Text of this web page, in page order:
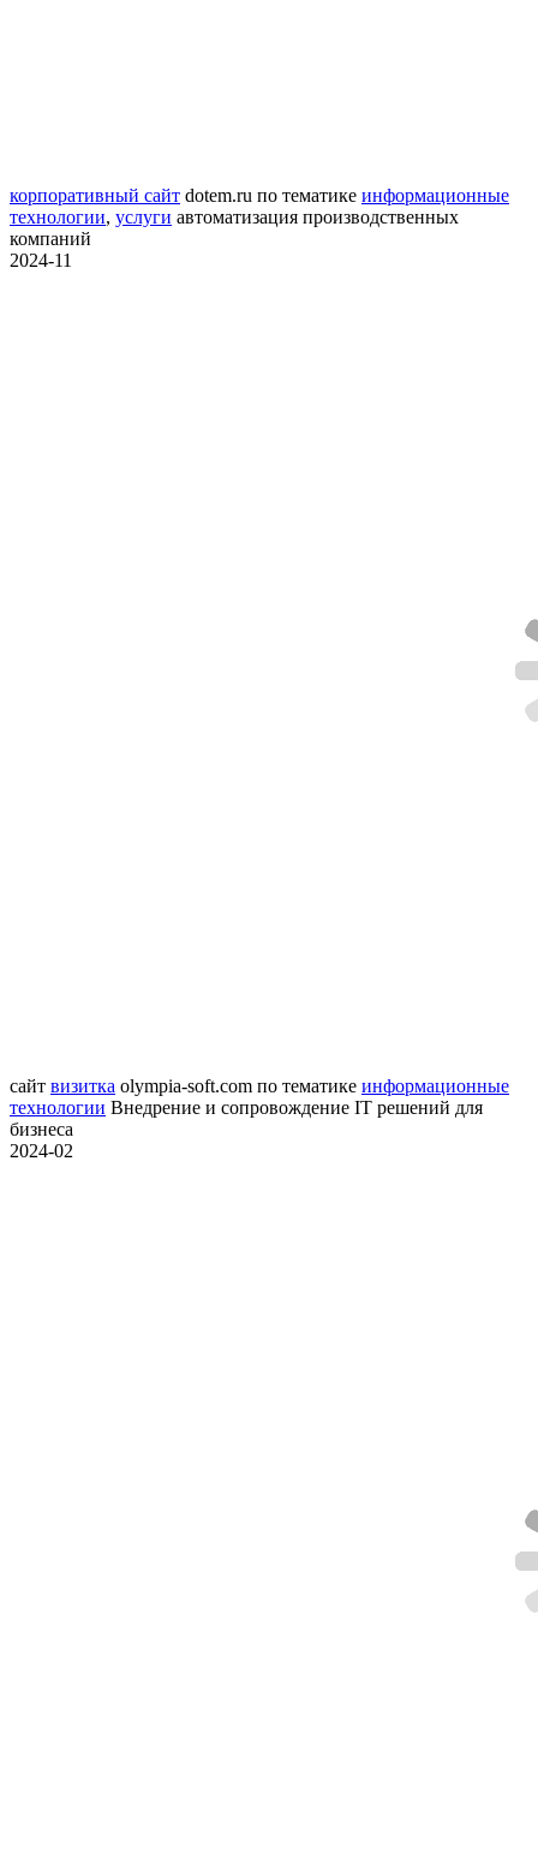
корпоративный сайт dotem.ru по тематике информационные
технологии, услуги автоматизация производственных
компаний
2024-11
сайт визитка olympia-soft.com по тематике информационные
технологии Внедрение и сопровождение IT решений для
бизнеса
2024-02